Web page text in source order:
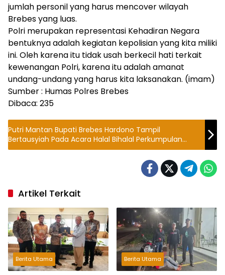
jumlah personil yang harus mencover wilayah
Brebes yang luas.
Polri merupakan representasi Kehadiran Negara
bentuknya adalah kegiatan kepolisian yang kita miliki
ini. Oleh karena itu tidak usah berkecil hati terkait
kewenangan Polri, karena itu adalah amanat
undang-undang yang harus kita laksanakan. (imam)
Sumber : Humas Polres Brebes
Dibaca: 235
Putri Mantan Bupati Brebes Hardono Tampil
Bertausyiah Pada Acara Halal Bihalal Perkumpulan
Sekar Tantri
Artikel Terkait
Berita Utama Berita Utama